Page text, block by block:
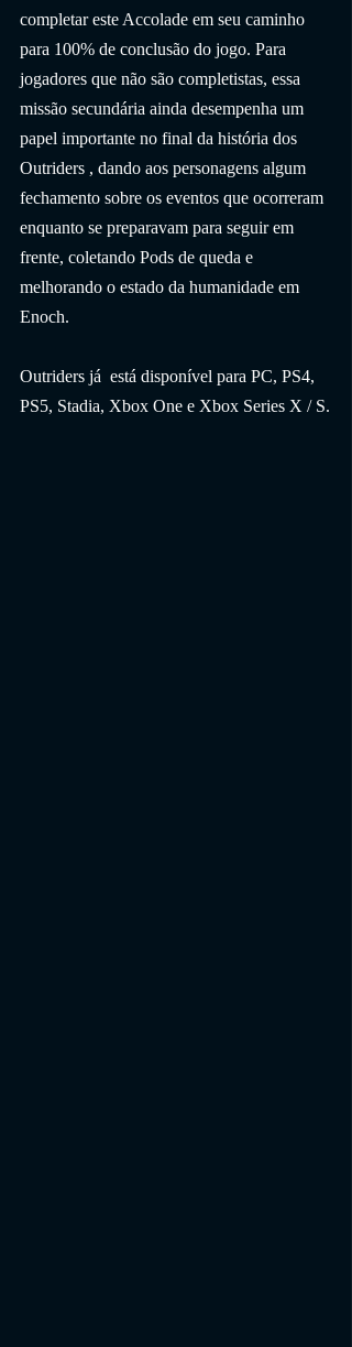
completar este Accolade em seu caminho
para 100% de conclusão do jogo. Para
jogadores que não são completistas, essa
missão secundária ainda desempenha um
papel importante no final da história dos
Outriders , dando aos personagens algum
fechamento sobre os eventos que ocorreram
enquanto se preparavam para seguir em
frente, coletando Pods de queda e
melhorando o estado da humanidade em
Enoch.
Outriders já  está disponível para PC, PS4,
PS5, Stadia, Xbox One e Xbox Series X / S.